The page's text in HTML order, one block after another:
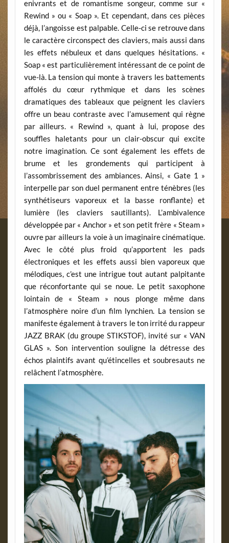
enivrants et de romantisme songeur, comme sur «
Rewind » ou « Soap ». Et cependant, dans ces pièces
déjà, l’angoisse est palpable. Celle-ci se retrouve dans
le caractère circonspect des claviers, mais aussi dans
les effets nébuleux et dans quelques hésitations. «
Soap « est particulièrement intéressant de ce point de
vue-là. La tension qui monte à travers les battements
affolés du cœur rythmique et dans les scènes
dramatiques des tableaux que peignent les claviers
offre un beau contraste avec l’amusement qui règne
par ailleurs. « Rewind », quant à lui, propose des
souffles haletants pour un clair-obscur qui excite
notre imagination. Ce sont également les effets de
brume et les grondements qui participent à
l’assombrissement des ambiances. Ainsi, « Gate 1 »
interpelle par son duel permanent entre ténèbres (les
synthétiseurs vaporeux et la basse ronflante) et
lumière (les claviers sautillants). L’ambivalence
développée par « Anchor » et son petit frère « Steam »
ouvre par ailleurs la voie à un imaginaire cinématique.
Avec le côté plus froid qu’apportent les pads
électroniques et les effets aussi bien vaporeux que
mélodiques, c’est une intrigue tout autant palpitante
que réconfortante qui se noue. Le petit saxophone
lointain de « Steam » nous plonge même dans
l’atmosphère noire d’un film lynchien. La tension se
manifeste également à travers le ton irrité du rappeur
JAZZ BRAK (du groupe STIKSTOF), invité sur « VAN
GLAS ». Son intervention souligne la détresse des
échos plaintifs avant qu’étincelles et soubresauts ne
relâchent l’atmosphère.